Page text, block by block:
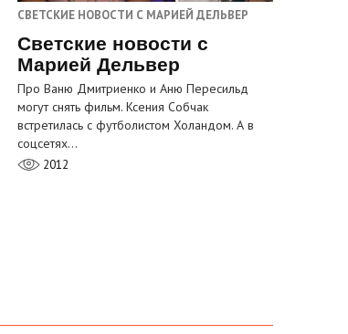
СВЕТСКИЕ НОВОСТИ С МАРИЕЙ ДЕЛЬВЕР
Светские новости с
Марией Дельвер
Про Ваню Дмитриенко и Аню Пересильд
могут снять фильм. Ксения Собчак
встретилась с футболистом Холандом. А в
соцсетях…
2012